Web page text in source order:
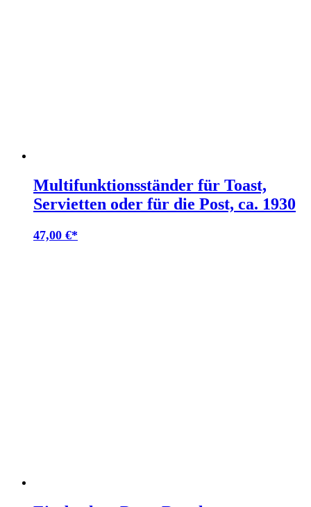
Multifunktionsständer für Toast,
Servietten oder für die Post, ca. 1930
47,00 €